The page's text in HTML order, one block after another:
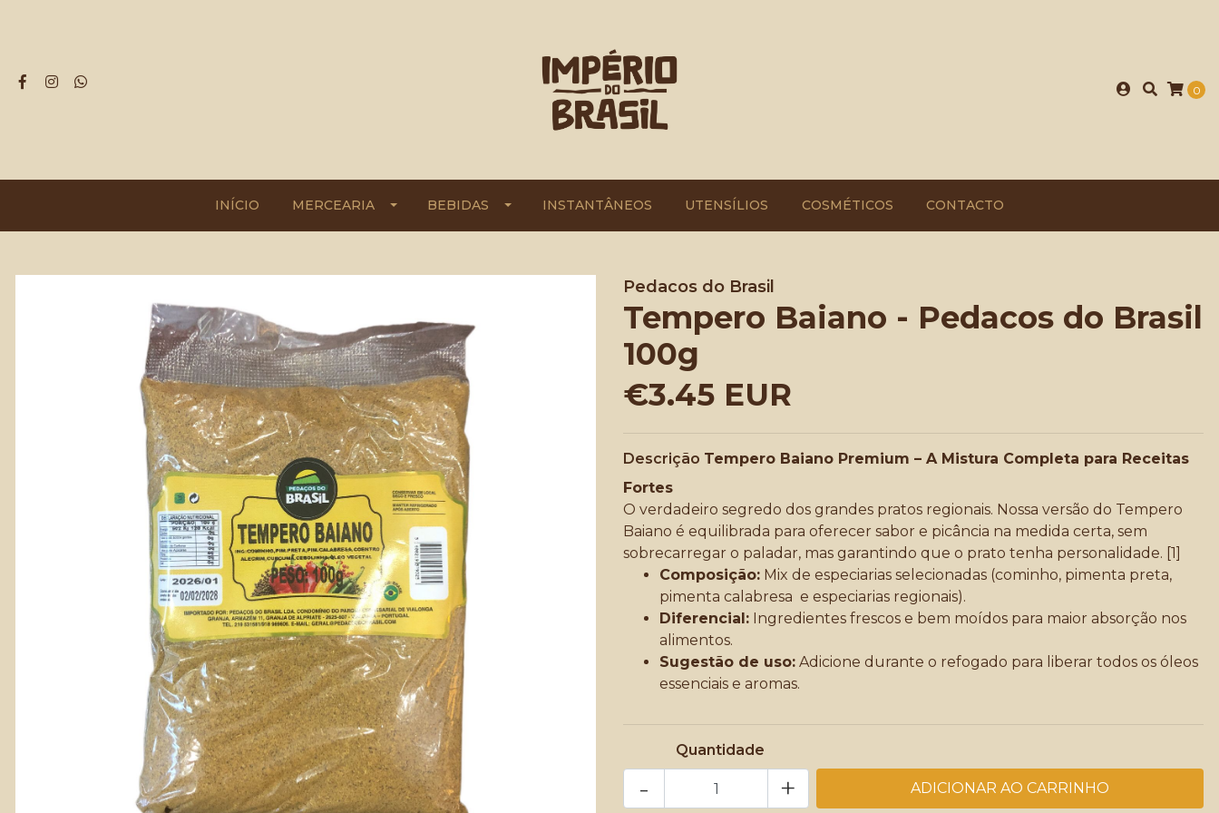
0
INÍCIO MERCEARIA BEBIDAS INSTANTÂNEOS UTENSÍLIOS COSMÉTICOS CONTACTO
Pedacos do Brasil
Tempero Baiano - Pedacos do Brasil
100g
€3.45 EUR
Descrição Tempero Baiano Premium – A Mistura Completa para Receitas
Fortes
O verdadeiro segredo dos grandes pratos regionais. Nossa versão do Tempero
Baiano é equilibrada para oferecer sabor e picância na medida certa, sem
sobrecarregar o paladar, mas garantindo que o prato tenha personalidade. [1]
Composição: Mix de especiarias selecionadas (cominho, pimenta preta,
pimenta calabresa e especiarias regionais).
Diferencial: Ingredientes frescos e bem moídos para maior absorção nos
alimentos.
Sugestão de uso: Adicione durante o refogado para liberar todos os óleos
essenciais e aromas.
Quantidade
+
-